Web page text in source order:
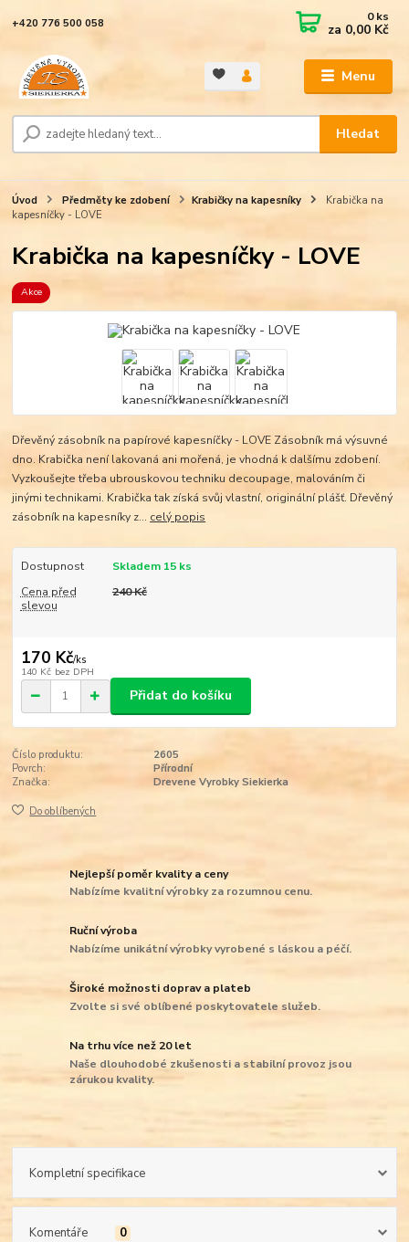
Menu
Hledat
+420 776 500 058 0ks
za 0,00 Kč
Úvod Předměty ke zdobení Krabičky na kapesníky
Krabička na
kapesníčky - LOVE
Krabička na kapesníčky - LOVE
Akce
Dřevěný zásobník na papírové kapesníčky - LOVE Zásobník má výsuvné
dno. Krabička není lakovaná ani mořená, je vhodná k dalšímu zdobení.
Vyzkoušejte třeba ubrouskovou techniku decoupage, malováním či
jinými technikami. Krabička tak získá svůj vlastní, originální plášť. Dřevěný
zásobník na kapesníky z... celý popis
Dostupnost
Skladem 15 ks
Cena před
slevou
240 Kč
170 Kč/ks
140 Kč bez DPH
Přidat do košíku
Číslo produktu:
2605
Povrch:
Přírodní
Značka:
Drevene Vyrobky Siekierka
Do oblíbených
Nejlepší poměr kvality a ceny
Nabízíme kvalitní výrobky za rozumnou cenu.
Ruční výroba
Nabízíme unikátní výrobky vyrobené s láskou a péčí.
Široké možnosti doprav a plateb
Zvolte si své oblíbené poskytovatele služeb.
Na trhu více než 20 let
Naše dlouhodobé zkušenosti a stabilní provoz jsou
zárukou kvality.
Kompletní specifikace
Komentáře 0